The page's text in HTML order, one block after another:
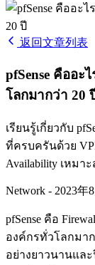
返回文章列表
pfSense คืออะ
โลกมากว่า 20
เรียนรู้เกี่ยวกับ
ที่ครบครันด้วย
Availability เหมา
Network - 2023年
pfSense คือ
องค์กรทั่วโลกมา
อย่างยาวนานและ